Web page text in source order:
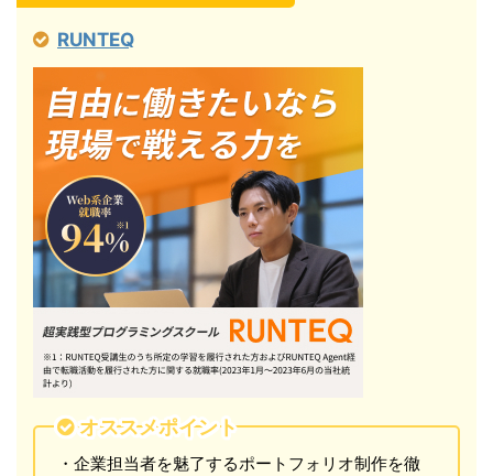
RUNTEQ
オススメポイント
・企業担当者を魅了するポートフォリオ制作を徹